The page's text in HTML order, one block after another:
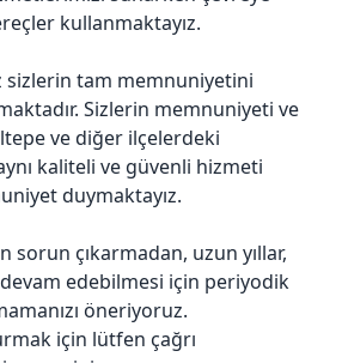
kullanmaktayız.
sizlerin tam memnuniyetini
Sizlerin memnuniyeti ve
ve diğer ilçelerdeki
kaliteli ve güvenli hizmeti
duymaktayız.
sorun çıkarmadan, uzun yıllar,
edebilmesi için periyodik
öneriyoruz.
için lütfen çağrı